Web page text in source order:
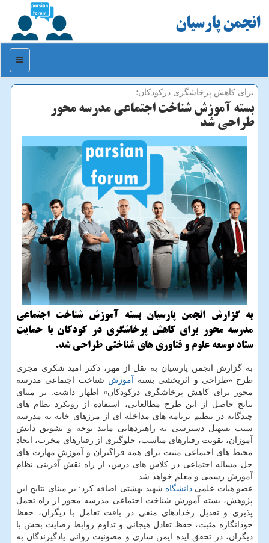
انجمن پارسیان
منو
برای كاهش پرخاشگری دركودكان؛
بسته آموزش شناخت اجتماعی مدرسه محور
طراحی شد
به گزارش انجمن پارسیان بسته آموزش شناخت اجتماعی
مدرسه محور برای كاهش پرخاشگری در كودكان با حمایت
ستاد توسعه علوم و فناوری های شناختی طراحی شد.
به گزارش انجمن پارسیان به نقل از مهر، دكتر امید شكری مجری
طرح «طراحی و اثربخشی بسته آموزش شناخت اجتماعی مدرسه
محور برای كاهش پرخاشگری دركودكان» اظهار داشت: بر مبنای
نتایج حاصل از این طرح مطالعاتی، استفاده از رویكرد نظام های
چندگانه در تنظیم برنامه های مداخله ای از مرزهای خانه به مدرسه
سبب تسهیل دسترسی به راهبردهایی مانند توجه و تشویق دانش
آموزان، تقویت رفتارهای مناسب، جلوگیری از رفتارهای مخرب، ایجاد
محیط های اجتماعی مثبت برای همه فراگیران و آموزش مهارت های
حل مساله اجتماعی در كلاس های درس، از راه نقش آفرینی نظام
آموزش رسمی و معلم خواهد شد.
عضو هیات علمی دانشگاه شهید بهشتی اضافه كرد: بر مبنای نتایج این
پژوهش، بسته آموزش شناخت اجتماعی مدرسه محور از راه تحمل
پذیری و تعدیل رخدادهای منفی در بافت تعامل با دیگران، حفظ
خودانگاره مثبت، حفظ تعادل هیجانی و تداوم روابط رضایت بخش با
دیگران، در تحقق ایده ایمن سازی و مصونیت روانی یادگیرندگان به